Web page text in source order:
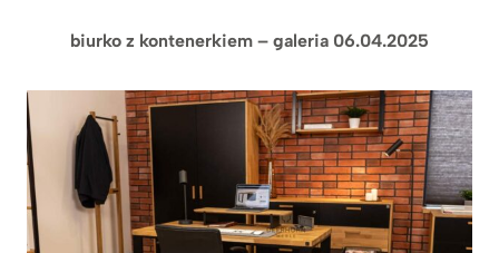
biurko z kontenerkiem – galeria 06.04.2025